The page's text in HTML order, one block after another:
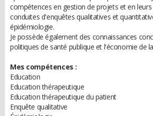
compétences en gestion de projets et en
conduites d'enquêtes qualitatives et
épidémiologie.
Je possède également des connaissances
politiques de santé publique et l'économie de
Mes compétences :
Education
Education thérapeutique
Education thérapeutique du patient
Enquête qualitative